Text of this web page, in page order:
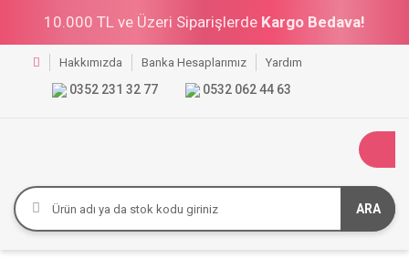
10.000 TL ve Üzeri Siparişlerde Kargo Bedava!
Hakkımızda Banka Hesaplarımız Yardım
0352 231 32 77 0532 062 44 63
ARA